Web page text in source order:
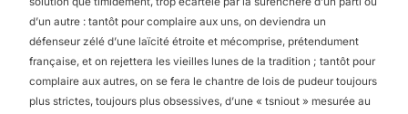
d’un autre : tantôt pour complaire aux uns, on deviendra un
défenseur zélé d’une laïcité étroite et mécomprise, prétendument
française, et on rejettera les vieilles lunes de la tradition ; tantôt pour
complaire aux autres, on se fera le chantre de lois de pudeur toujours
plus strictes, toujours plus obsessives, d’une « tsniout » mesurée au